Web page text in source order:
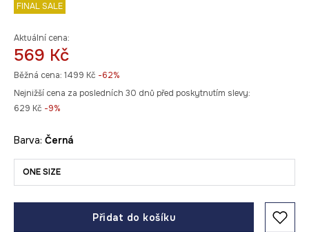
FINAL SALE
Aktuální cena:
569 Kč
Běžná cena: 1499 Kč -62%
Nejnižší cena za posledních 30 dnů před poskytnutím slevy:
629 Kč -9%
Barva: černá
ONE SIZE
Přidat do košíku